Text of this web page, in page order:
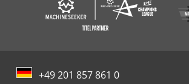
+49 201 857 861 0